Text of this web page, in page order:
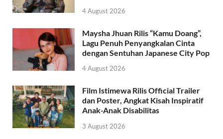
4 August 2026
Maysha Jhuan Rilis “Kamu Doang”,
Lagu Penuh Penyangkalan Cinta
dengan Sentuhan Japanese City Pop
4 August 2026
Film Istimewa Rilis Official Trailer
dan Poster, Angkat Kisah Inspiratif
Anak-Anak Disabilitas
3 August 2026